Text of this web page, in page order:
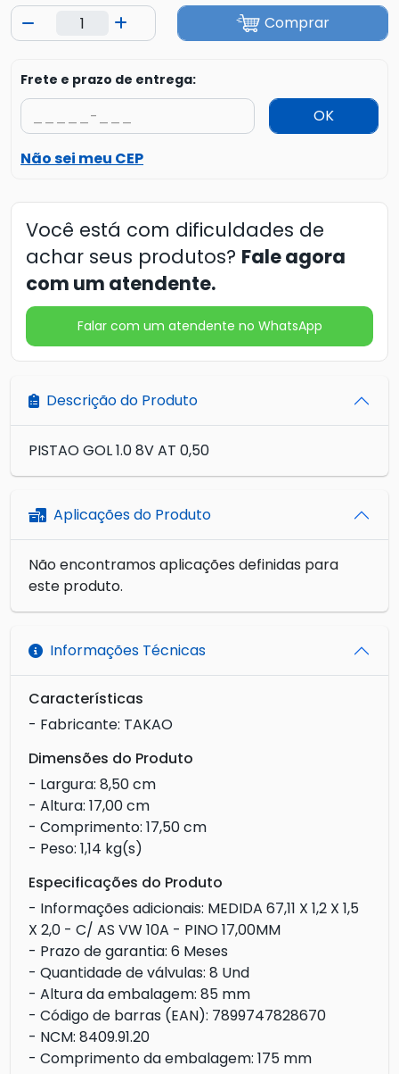
Comprar
Frete e prazo de entrega:
OK
Não sei meu CEP
Você está com dificuldades de
achar seus produtos? Fale agora
com um atendente.
Falar com um atendente no WhatsApp
Descrição do Produto
PISTAO GOL 1.0 8V AT 0,50
Aplicações do Produto
Não encontramos aplicações definidas para
este produto.
Informações Técnicas
Características
- Fabricante: TAKAO
Dimensões do Produto
- Largura: 8,50 cm
- Altura: 17,00 cm
- Comprimento: 17,50 cm
- Peso: 1,14 kg(s)
Especificações do Produto
- Informações adicionais: MEDIDA 67,11 X 1,2 X 1,5
X 2,0 - C/ AS VW 10A - PINO 17,00MM
- Prazo de garantia: 6 Meses
- Quantidade de válvulas: 8 Und
- Altura da embalagem: 85 mm
- Código de barras (EAN): 7899747828670
- NCM: 8409.91.20
- Comprimento da embalagem: 175 mm